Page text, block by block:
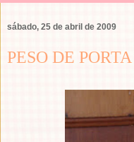
sábado, 25 de abril de 2009
PESO DE